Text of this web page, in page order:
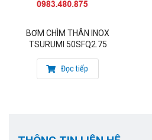
BƠM CHÌM THÂN INOX
TSURUMI 50SFQ2.75
Đọc tiếp